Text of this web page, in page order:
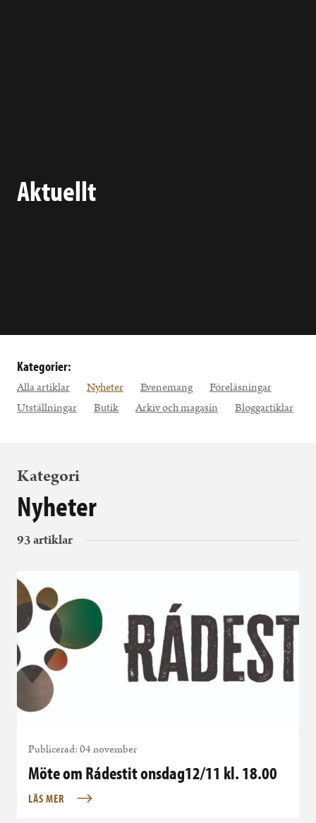
Aktuellt
Kategorier:
Alla artiklar Nyheter Evenemang
Föreläsningar
Utställningar
Butik Arkiv och magasin Bloggartiklar
Kategori
Nyheter
93 artiklar
Publicerad: 04 november
Möte om Rádestit onsdag12/11 kl. 18.00
LÄS MER